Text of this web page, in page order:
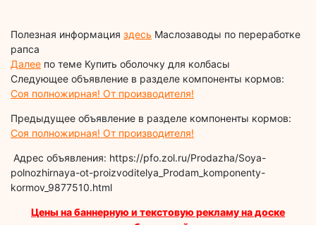
Полезная информация здесь Маслозаводы по переработке
рапса
Далее по теме Купить оболочку для колбасы
Следующее объявление в разделе компоненты кормов:
Соя полножирная! От производителя!
Предыдущее объявление в разделе компоненты кормов:
Соя полножирная! От производителя!
Адрес объявления: https://pfo.zol.ru/Prodazha/Soya-
polnozhirnaya-ot-proizvoditelya_Prodam_komponenty-
kormov_9877510.html
Цены на баннерную и текстовую рекламу на доске